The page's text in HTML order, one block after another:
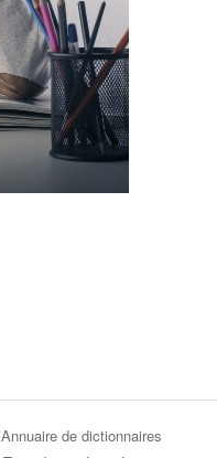
Annuaire de dictionnaires